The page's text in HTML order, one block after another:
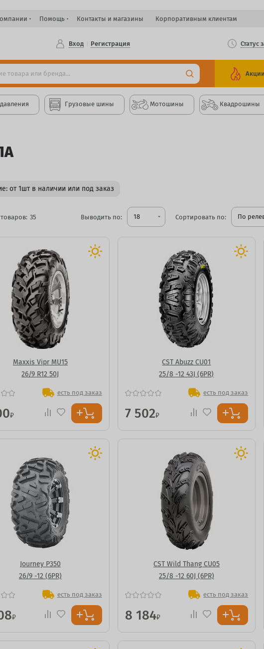
Помощь Контакты и магазины Корпоративным клиентам
Вход Регистрация Статус
Акции
Грузовые шины Мотошины Квадрошины
от 1шт в наличии или под заказ
товаров: 35 Выводить по: 18 arrow_drop_down Сортировать по: По
Maxxis Vipr MU15
26/9 R12 50J
есть под заказ
₽
CST Abuzz CU01
25/8 -12 43J (6PR)
есть под заказ
7 502₽
Journey P350
26/9 -12 (6PR)
есть под заказ
₽
CST Wild Thang CU05
25/8 -12 60J (6PR)
есть под заказ
8 184₽